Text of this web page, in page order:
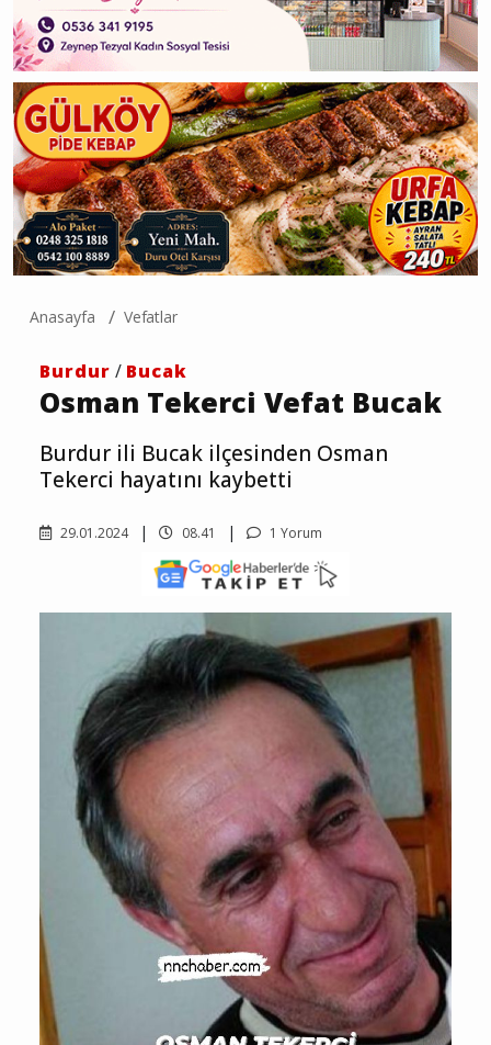
Anasayfa Vefatlar
Burdur / Bucak
Osman Tekerci Vefat Bucak
Burdur ili Bucak ilçesinden Osman
Tekerci hayatını kaybetti
29.01.2024 08.41 1 Yorum